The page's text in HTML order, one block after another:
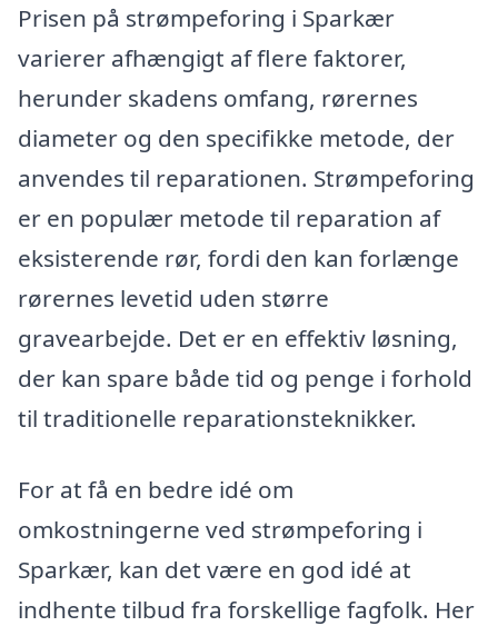
Prisen på strømpeforing i Sparkær
varierer afhængigt af flere faktorer,
herunder skadens omfang, rørernes
diameter og den specifikke metode, der
anvendes til reparationen. Strømpeforing
er en populær metode til reparation af
eksisterende rør, fordi den kan forlænge
rørernes levetid uden større
gravearbejde. Det er en effektiv løsning,
der kan spare både tid og penge i forhold
til traditionelle reparationsteknikker.
For at få en bedre idé om
omkostningerne ved strømpeforing i
Sparkær, kan det være en god idé at
indhente tilbud fra forskellige fagfolk. Her